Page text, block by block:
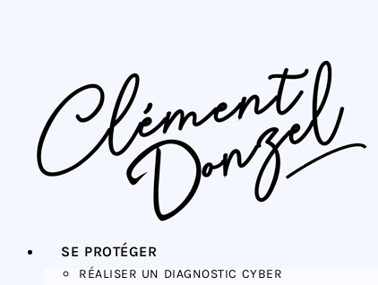
SE PROTÉGER
RÉALISER UN DIAGNOSTIC CYBER